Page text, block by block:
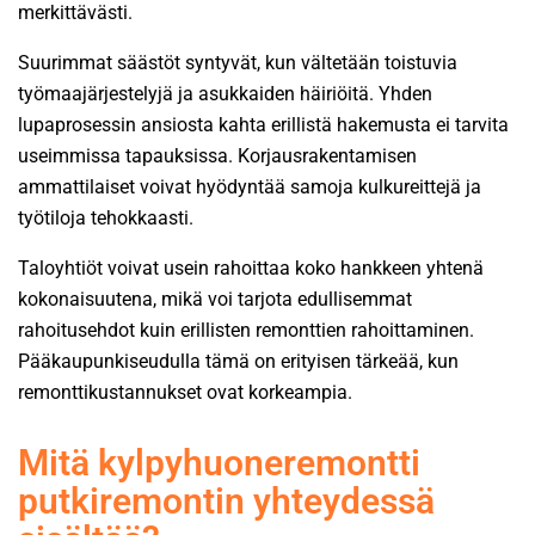
merkittävästi.
Suurimmat säästöt syntyvät, kun vältetään toistuvia
työmaajärjestelyjä ja asukkaiden häiriöitä. Yhden
lupaprosessin ansiosta kahta erillistä hakemusta ei tarvita
useimmissa tapauksissa. Korjausrakentamisen
ammattilaiset voivat hyödyntää samoja kulkureittejä ja
työtiloja tehokkaasti.
Taloyhtiöt voivat usein rahoittaa koko hankkeen yhtenä
kokonaisuutena, mikä voi tarjota edullisemmat
rahoitusehdot kuin erillisten remonttien rahoittaminen.
Pääkaupunkiseudulla tämä on erityisen tärkeää, kun
remonttikustannukset ovat korkeampia.
Mitä kylpyhuoneremontti
putkiremontin yhteydessä